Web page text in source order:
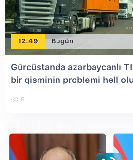
12:49 Bugün
Gürcüstanda azərbaycanlı
bir qisminin problemi həll
5